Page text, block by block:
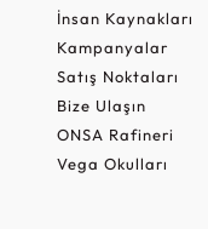
İnsan Kaynakları
Kampanyalar
Satış Noktaları
Bize Ulaşın
ONSA Rafineri
Vega Okulları